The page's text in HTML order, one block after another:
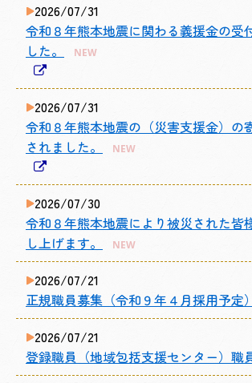
2026/07/31
令和８年熊本地震に関わる義援金の受
した。
NEW
2026/07/31
令和８年熊本地震の（災害支援金）の
されました。
NEW
2026/07/30
令和８年熊本地震により被災された皆
し上げます。
NEW
2026/07/21
正規職員募集（令和９年４月採用予定）
2026/07/21
登録職員（地域包括支援センター）職